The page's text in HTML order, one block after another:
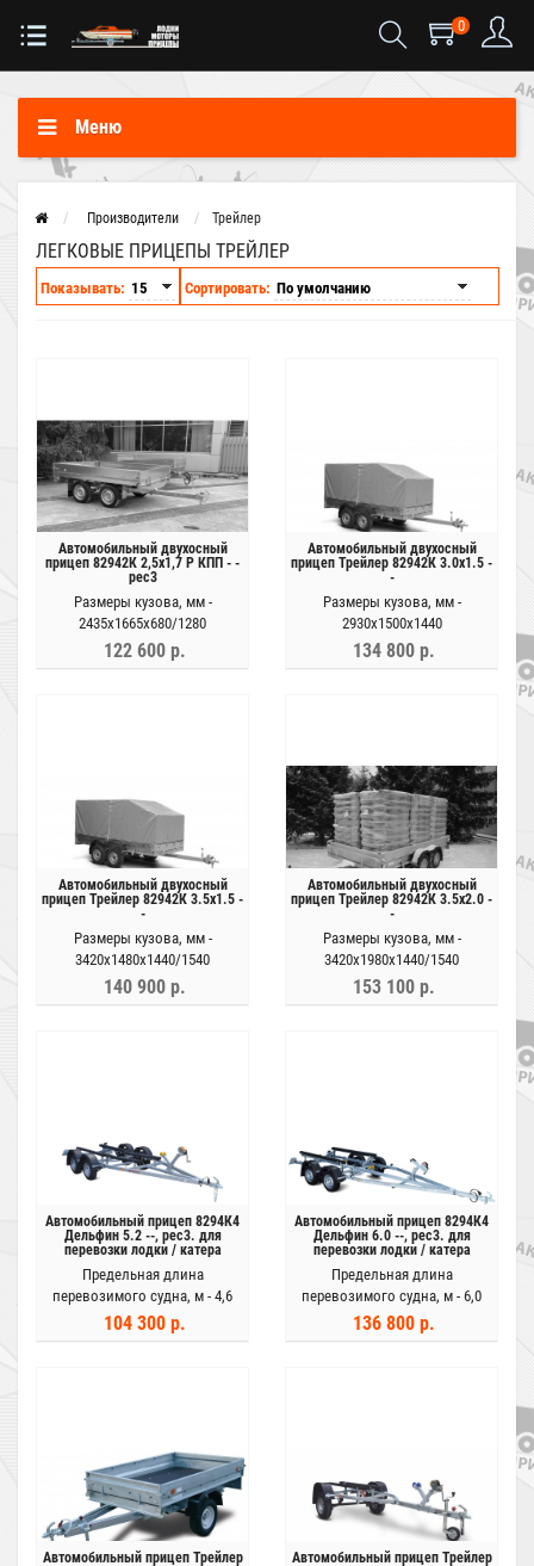
0
Меню
Производители Трейлер
ЛЕГКОВЫЕ ПРИЦЕПЫ ТРЕЙЛЕР
Показывать: Сортировать:
Автомобильный двухосный
прицеп 82942К 2,5х1,7 Р КПП - -
рес3
Размеры кузова, мм -
2435х1665х680/1280
122 600 р.
Автомобильный двухосный
прицеп Трейлер 82942К 3.0х1.5 -
-
Размеры кузова, мм -
2930х1500х1440
134 800 р.
Автомобильный двухосный
прицеп Трейлер 82942К 3.5х1.5 -
-
Размеры кузова, мм -
3420х1480х1440/1540
140 900 р.
Автомобильный двухосный
прицеп Трейлер 82942К 3.5х2.0 -
-
Размеры кузова, мм -
3420х1980х1440/1540
153 100 р.
Автомобильный прицеп 8294К4
Дельфин 5.2 --, рес3. для
перевозки лодки / катера
Предельная длина
перевозимого судна, м - 4,6
104 300 р.
Автомобильный прицеп 8294К4
Дельфин 6.0 --, рес3. для
перевозки лодки / катера
Предельная длина
перевозимого судна, м - 6,0
136 800 р.
Автомобильный прицеп Трейлер
Автомобильный прицеп Трейлер